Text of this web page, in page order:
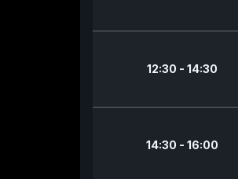
12:30 - 14:30
14:30 - 16:00